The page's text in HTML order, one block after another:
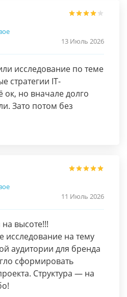
13 Июль 2026
исследование по теме
стратегии IT-
ок, но вначале долго
Зато потом без
11 Июль 2026
высоте!!!
исследование на тему
аудитории для бренда
сформировать
Структура — на